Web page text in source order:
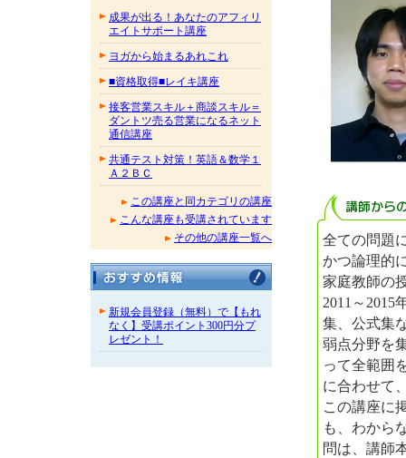
成果が出る！あなたのアフィリ
エイトサポート講座
ヨガから始まるあれこれ
■資格取得■レイキ講座
接客営業スキル＋商談スキル＝
ダントツ売る営業になるネット
通信講座
共通テスト対策！英語＆数学１
Ａ２ＢＣ
この講座と同カテゴリの講座
こんな講座も受講されています
その他の講座一覧へ
新規会員登録（無料）で【もれ
なく】受講ポイント300円分プ
レゼント！
全ての問題
かつ論理的
家庭教師の
2011～2015
集、公式集
弱点分野を
って全範囲
に合わせて
この講座に
も、わから
問は、講師